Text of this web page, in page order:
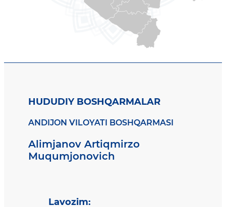
HUDUDIY BOSHQARMALAR
ANDIJON VILOYATI BOSHQARMASI
Alimjanov Artiqmirzo
Muqumjonovich
Lavozim: